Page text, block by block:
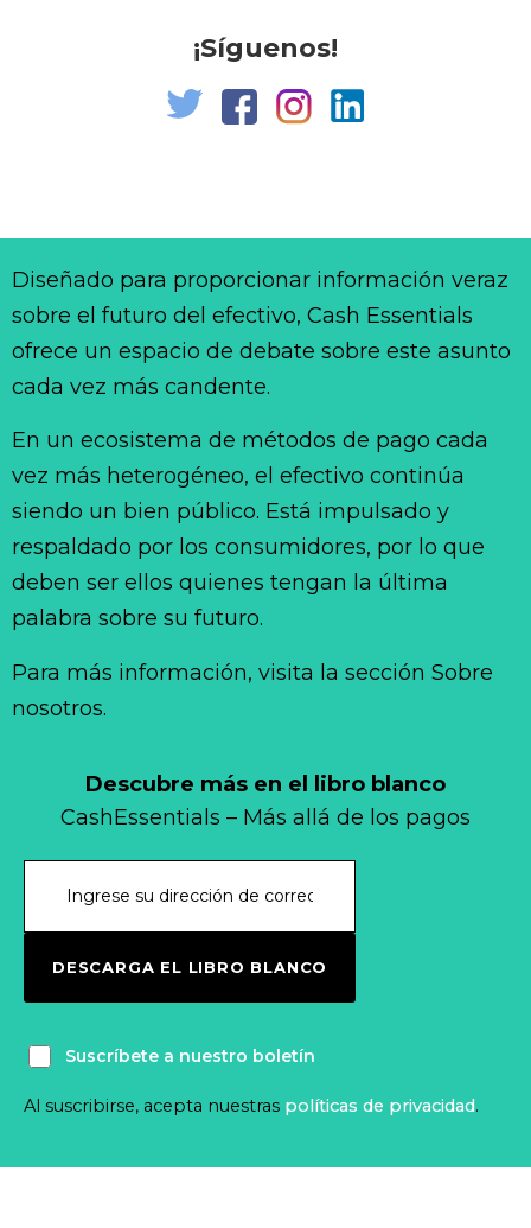
¡Síguenos!
Descubre más en el libro blanco
CashEssentials – Más allá de los pagos
DESCARGA EL LIBRO BLANCO
Suscríbete a nuestro boletín
Al suscribirse, acepta nuestras políticas de privacidad.
Diseñado para proporcionar información veraz
sobre el futuro del efectivo, Cash Essentials
ofrece un espacio de debate sobre este asunto
cada vez más candente.
En un ecosistema de métodos de pago cada
vez más heterogéneo, el efectivo continúa
siendo un bien público. Está impulsado y
respaldado por los consumidores, por lo que
deben ser ellos quienes tengan la última
palabra sobre su futuro.
Para más información, visita la sección Sobre
nosotros.